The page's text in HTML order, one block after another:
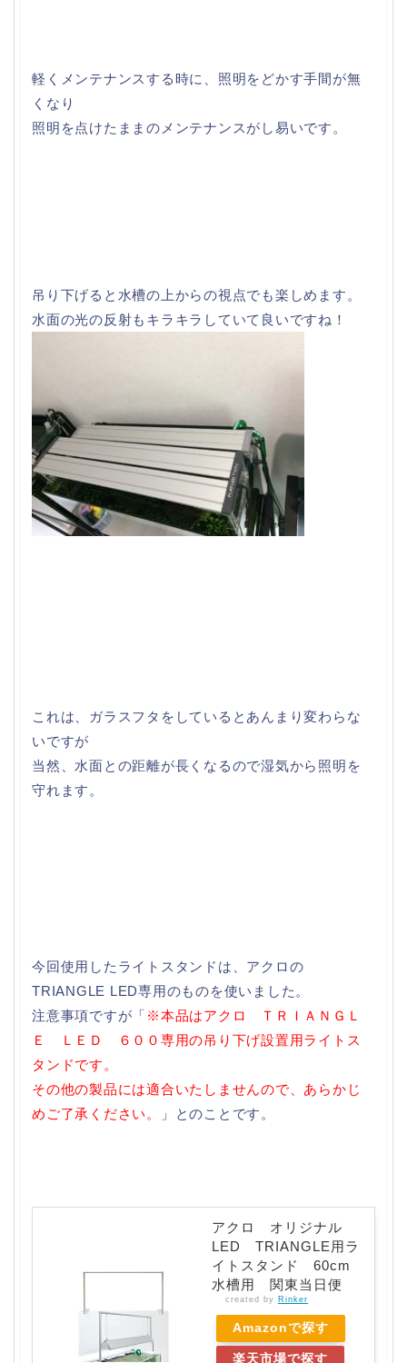
軽くメンテナンスする時に、照明をどかす手間が無
くなり
照明を点けたままのメンテナンスがし易いです。
吊り下げると水槽の上からの視点でも楽しめます。
水面の光の反射もキラキラしていて良いですね！
これは、ガラスフタをしているとあんまり変わらな
いですが
当然、水面との距離が長くなるので湿気から照明を
守れます。
今回使用したライトスタンドは、アクロの
TRIANGLE LED専用のものを使いました。
注意事項ですが「 ※本品はアクロ ＴＲＩＡＮＧＬ
Ｅ ＬＥＤ ６００専用の吊り下げ設置用ライトス
タンドです。
その他の製品には適合いたしませんので、あらかじ
めご了承ください。
」とのことです。
アクロ オリジナル
LED TRIANGLE用ラ
イトスタンド 60cm
水槽用 関東当日便
created by Rinker
Amazonで探す
楽天市場で探す